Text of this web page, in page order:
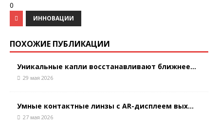
0
ИННОВАЦИИ
ПОХОЖИЕ ПУБЛИКАЦИИ
Уникальные капли восстанавливают ближнее...
29 мая 2026
Умные контактные линзы с AR-дисплеем вых...
27 мая 2026